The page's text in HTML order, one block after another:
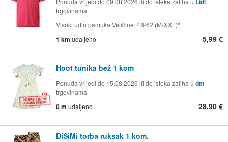
trgovinama
Visoki udio pamuka Veličine: 48-62 (M-XXL)*
1 km udaljeno 5,99 €
Hoot tunika bež 1 kom
Ponuda vrijedi do 15.08.2026 ili do isteka zaliha u dm
trgovinama
0 m udaljeno 28,90 €
DiSiMi torba ruksak 1 kom.